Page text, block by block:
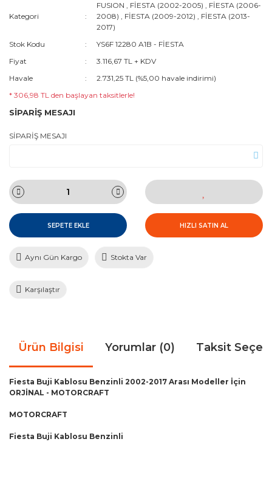
Kategori
FUSION , FİESTA (2002-2005) , FİESTA (2006-
2008) , FİESTA (2009-2012) , FİESTA (2013-
2017)
Stok Kodu
YS6F 12280 A1B - FİESTA
Fiyat
3.116,67 TL + KDV
Havale
2.731,25 TL (%5,00 havale indirimi)
* 306,98 TL den başlayan taksitlerle!
SİPARİŞ MESAJI
SİPARİŞ MESAJI
SEPETE EKLE HIZLI SATIN AL
Aynı Gün Kargo Stokta Var
Karşılaştır
Ürün Bilgisi Yorumlar (0) Taksit
Fiesta Buji Kablosu Benzinli 2002-2017 Arası Modeller İçin
ORJİNAL - MOTORCRAFT
MOTORCRAFT
Fiesta Buji Kablosu Benzinli